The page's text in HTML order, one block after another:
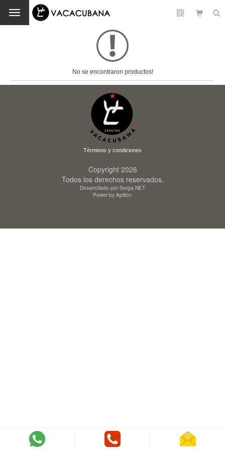
Cambio
No se encontraron productos!
Términos y condiciones
Copyright 2026
Todos los derechos reservados.
Desarrollado por Serga.NET
Power by Apliton